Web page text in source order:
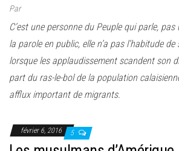
Par
C’est une personne du Peuple qui parle,
la parole en public, elle n’a pas l’habitude de
lorsque les applaudissement scandent son
part du ras-le-bol de la population
afflux important de migrants.
février 6, 2016 5